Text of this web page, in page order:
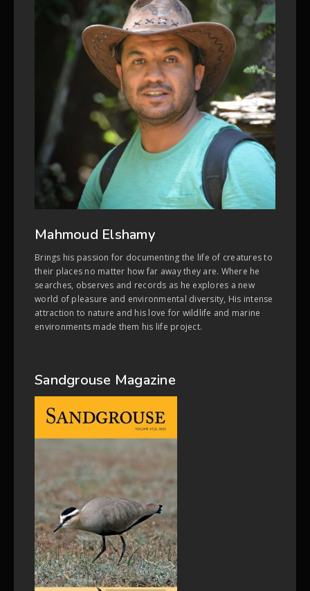
Mahmoud Elshamy
Brings his passion for documenting the life of creatures to
their places no matter how far away they are. Where he
searches, observes and records as he explores a new
world of pleasure and environmental diversity, His intense
attraction to nature and his love for wildlife and marine
environments made them his life project.
Sandgrouse Magazine